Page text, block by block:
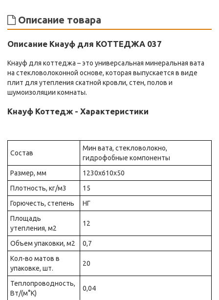
Описание товара
Описание Кнауф для КОТТЕДЖА 037
Кнауф для коттеджа – это универсальная минеральная вата
на стекловолоконной основе, которая выпускается в виде
плит для утепления скатной кровли, стен, полов и
шумоизоляции комнаты.
Кнауф Коттедж - Характеристики
Состав
Мин вата, стекловолокно,
гидрофобные компоненты
Размер, мм
1230х610х50
Плотность, кг/м3
15
Горючесть, степень
НГ
Площадь
утепления, м2
12
Объем упаковки, м2
0,7
Кол-во матов в
упаковке, шт.
20
Теплопроводность,
Вт/(м°К)
0,04